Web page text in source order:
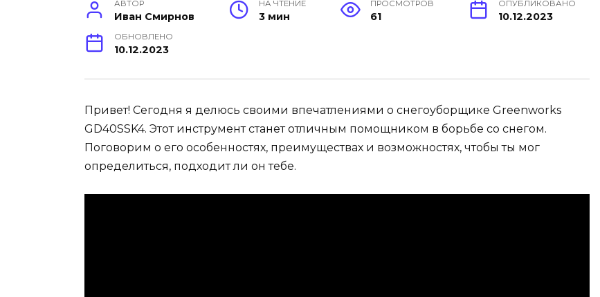
АВТОР
Иван Смирнов
НА ЧТЕНИЕ
3 мин
ПРОСМОТРОВ
61
ОПУБЛИКОВАНО
10.12.2023
ОБНОВЛЕНО
10.12.2023
Привет! Сегодня я делюсь своими впечатлениями о снегоуборщике Greenworks
GD40SSK4. Этот инструмент станет отличным помощником в борьбе со снегом.
Поговорим о его особенностях, преимуществах и возможностях, чтобы ты мог
определиться, подходит ли он тебе.